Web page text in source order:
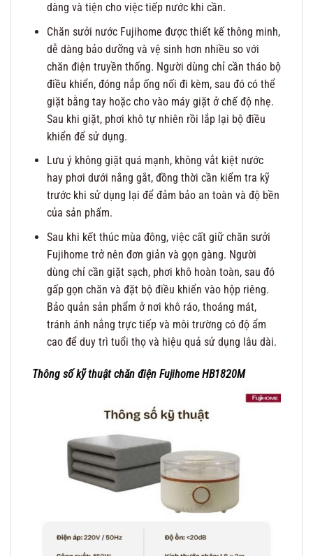
dàng và tiện cho việc tiếp nước khi cần.
Chăn sưởi nước Fujihome được thiết kế thông minh,
dễ dàng bảo dưỡng và vệ sinh hơn nhiều so với
chăn điện truyền thống. Người dùng chỉ cần tháo bộ
điều khiển, đóng nắp ống nối đi kèm, sau đó có thể
giặt bằng tay hoặc cho vào máy giặt ở chế độ nhẹ.
Sau khi giặt, phơi khô tự nhiên rồi lắp lại bộ điều
khiển để sử dụng.
Lưu ý không giặt quá mạnh, không vắt kiệt nước
hay phơi dưới nắng gắt, đồng thời cần kiểm tra kỹ
trước khi sử dụng lại để đảm bảo an toàn và độ bền
của sản phẩm.
Sau khi kết thúc mùa đông, việc cất giữ chăn sưởi
Fujihome trở nên đơn giản và gọn gàng. Người
dùng chỉ cần giặt sạch, phơi khô hoàn toàn, sau đó
gấp gọn chăn và đặt bộ điều khiển vào hộp riêng.
Bảo quản sản phẩm ở nơi khô ráo, thoáng mát,
tránh ánh nắng trực tiếp và môi trường có độ ẩm
cao để duy trì tuổi thọ và hiệu quả sử dụng lâu dài.
Thông số kỹ thuậtchăn điện Fujihome HB1820M